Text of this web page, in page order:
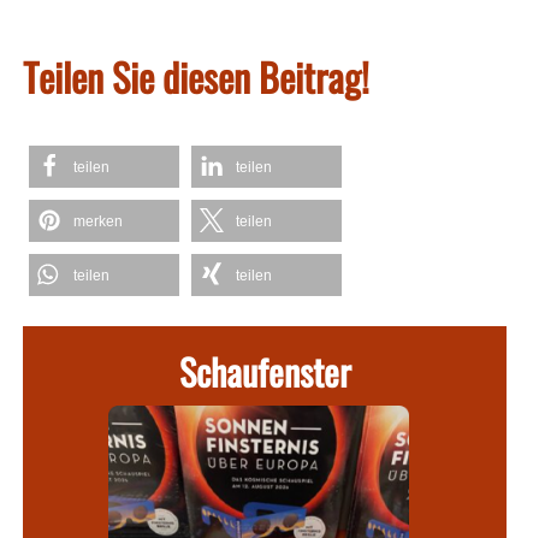
Teilen Sie diesen Beitrag!
teilen teilen
merken teilen
teilen teilen
Schaufenster